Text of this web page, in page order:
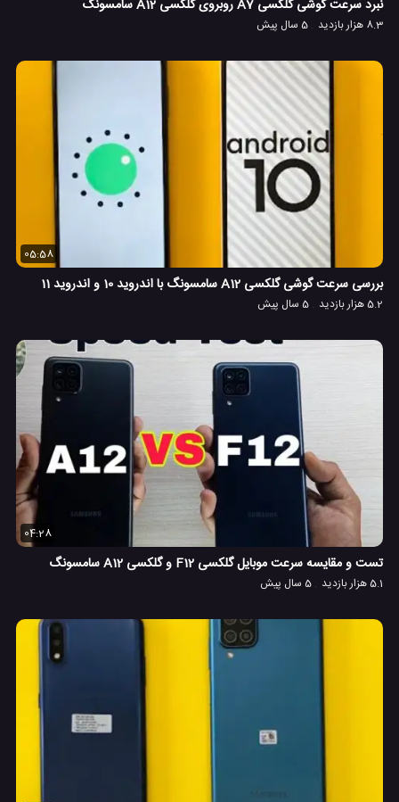
نبرد سرعت گوشی گلکسی A7 روبروی گلکسی A12 سامسونگ
8.3 هزار بازدید 5 سال پیش
05:58
بررسی سرعت گوشی گلکسی A12 سامسونگ با اندروید 10 و اندروید 11
5.2 هزار بازدید 5 سال پیش
04:28
تست و مقایسه سرعت موبایل گلکسی F12 و گلکسی A12 سامسونگ
5.1 هزار بازدید 5 سال پیش